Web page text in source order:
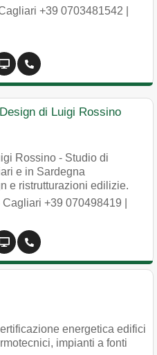
+39 0703481542
di Luigi Rossino
Rossino - Studio di
e in Sardegna
e ristrutturazioni edilizie.
Cagliari +39 070498419
energetica edifici
impianti a fonti